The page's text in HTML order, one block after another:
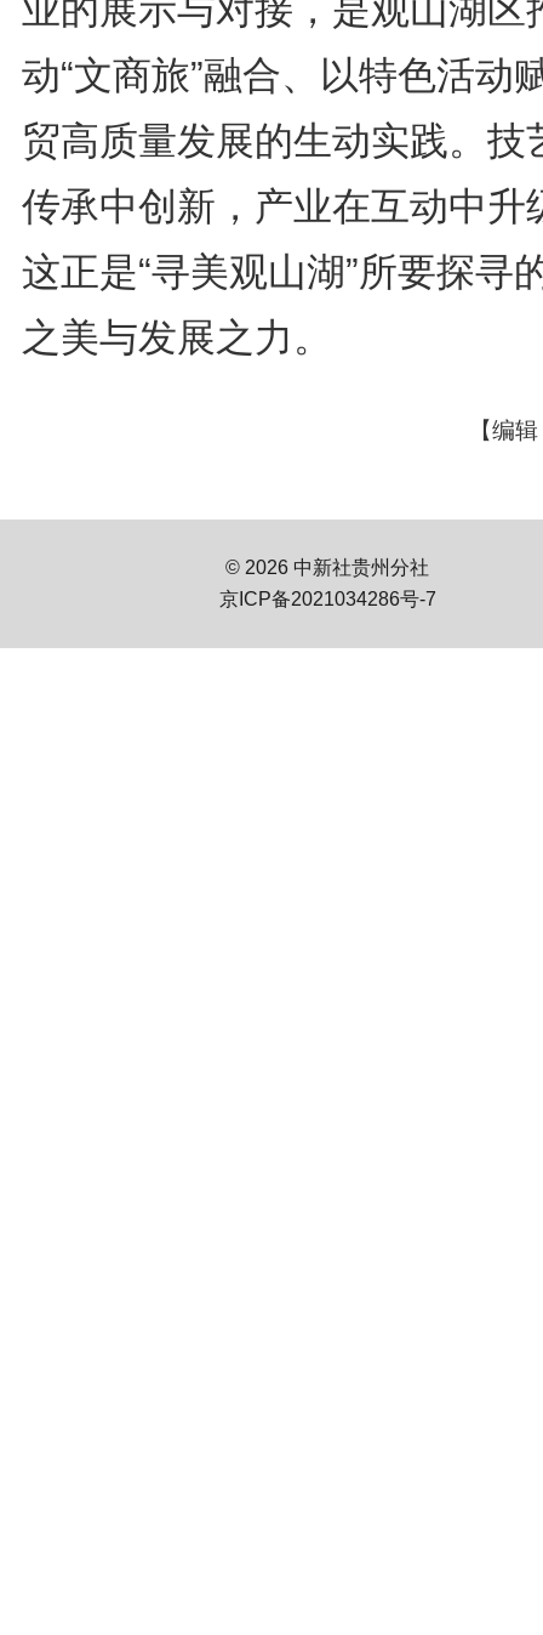
业的展示与对接，是观山湖区
动“文商旅”融合、以特色活动
贸高质量发展的生动实践。技
传承中创新，产业在互动中升
这正是“寻美观山湖”所要探寻
之美与发展之力。
【编
© 2026 中新社贵州分社
京ICP备2021034286号-7